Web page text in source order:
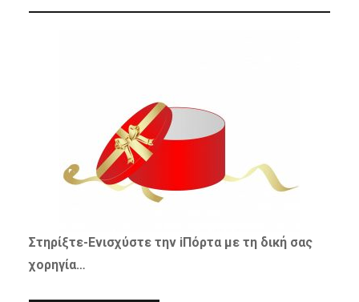
Στηρίξτε-Ενισχύστετην iΠόρτα με τη δική σας
χορηγία…